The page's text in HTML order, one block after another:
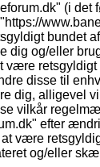
(i det
bundet
dig og/eller
være retsgyldigt
disse til
dig, alligevel
vilkår
efter
være
og/eller